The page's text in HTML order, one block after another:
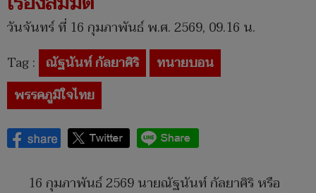
วันจันทร์ ที่ 16 กุมภาพันธ์ พ.ศ. 2569, 09.16 น.
Tag : ณัฐนันท์ กัลยาศิริ
ทนายบอน
พรรคภูมิใจไทย
16 กุมภาพันธ์ 2569 นายณัฐนันท์ กัลยาศิริ หรือ